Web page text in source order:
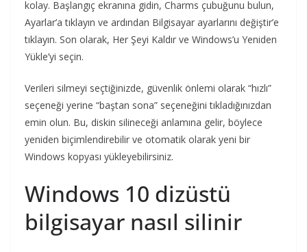
kolay. Başlangıç ​​ekranına gidin, Charms çubuğunu bulun,
Ayarlar’a tıklayın ve ardından Bilgisayar ayarlarını değiştir’e
tıklayın. Son olarak, Her Şeyi Kaldır ve Windows’u Yeniden
Yükle’yi seçin.
Verileri silmeyi seçtiğinizde, güvenlik önlemi olarak “hızlı”
seçeneği yerine “baştan sona” seçeneğini tıkladığınızdan
emin olun. Bu, diskin silineceği anlamına gelir, böylece
yeniden biçimlendirebilir ve otomatik olarak yeni bir
Windows kopyası yükleyebilirsiniz.
Windows 10 dizüstü
bilgisayar nasıl silinir